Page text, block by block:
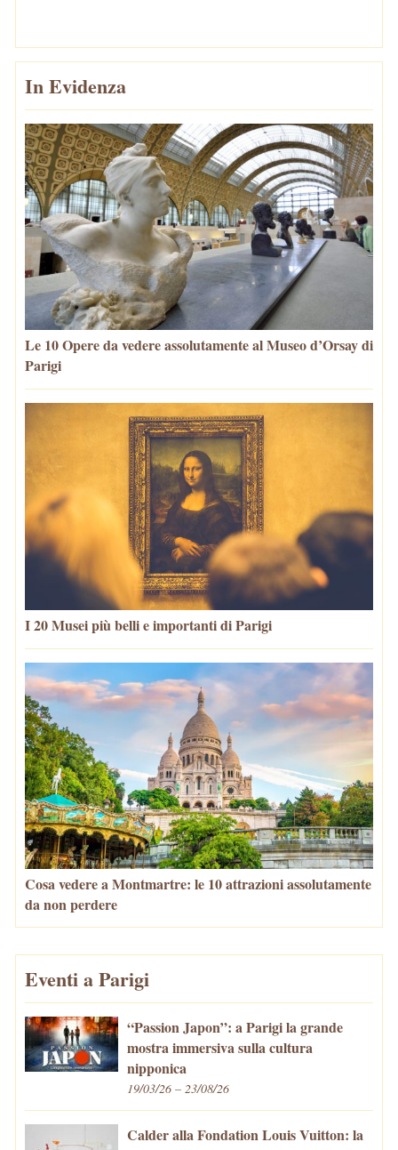
In Evidenza
Le 10 Opere da vedere assolutamente al Museo d’Orsay di
Parigi
I 20 Musei più belli e importanti di Parigi
Cosa vedere a Montmartre: le 10 attrazioni assolutamente
da non perdere
Eventi a Parigi
“Passion Japon”: a Parigi la grande
mostra immersiva sulla cultura
nipponica
19/03/26 – 23/08/26
Calder alla Fondation Louis Vuitton: la